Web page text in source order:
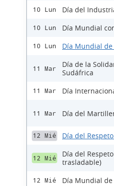
10 Lun Día del
10 Lun Día Mundial
10 Lun Día Mundial
11 Mar
Día de la
Sudáfrica
11 Mar Día
11 Mar Día del
12 Mié Día del
12 Mié
Día del
trasladable)
12 Mié Día Mundial